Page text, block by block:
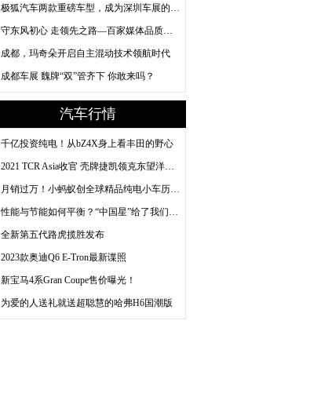
极狐汽车两款重磅车型，成为深圳车展的顶流明星
守东风初心 走领先之路—百家媒体品质之旅
成都，玛奇朵开启自主混动技术领航时代
成都车展 魏牌“双”管齐下 你敢来吗？
汽车行情
千亿投资纯电！从bZ4X身上看丰田的野心
2021 TCR Asia收官 壳牌捷凯领克东望洋收获大满贯
月销过万！小蚂蚁创全球精品纯电小车历史纪录！
性能与节能如何平衡？“中国星”给了我们标准答案
全新第五代路虎揽胜发布
2023款奥迪Q6 E-Tron最新谍照
新宝马4系Gran Coupe售价曝光！
为爱的人送礼就送超聪慧的哈弗H6国潮版